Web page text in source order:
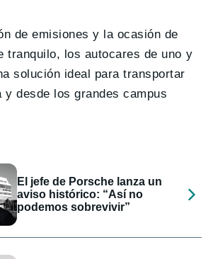
de emisiones y la ocasión de
tranquilo, los autocares de uno y
solución ideal para transportar
y desde los grandes campus
El jefe de Porsche lanza un
aviso histórico: “Así no
podemos sobrevivir”